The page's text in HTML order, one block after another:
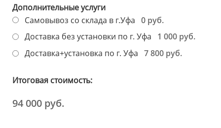
Дополнительные услуги
Самовывоз со склада в г.Уфа 0 руб.
Доставка без установки по г. Уфа
1 000 руб.
Доставка+установка по г. Уфа 7 800 руб.
Итоговая стоимость:
94 000 руб.